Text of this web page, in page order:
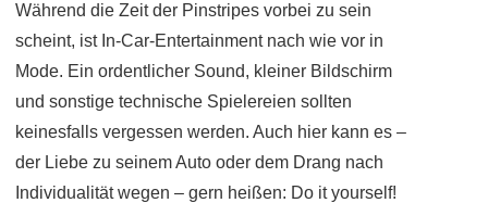
Während die Zeit der Pinstripes vorbei zu sein
scheint, ist In-Car-Entertainment nach wie vor in
Mode. Ein ordentlicher Sound, kleiner Bildschirm
und sonstige technische Spielereien sollten
keinesfalls vergessen werden. Auch hier kann es –
der Liebe zu seinem Auto oder dem Drang nach
Individualität wegen – gern heißen: Do it yourself!